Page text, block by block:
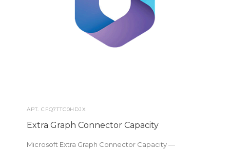
АРТ.CFQ7TTC0HDJX
Extra Graph Connector Capacity
Microsoft Extra Graph Connector Capacity —